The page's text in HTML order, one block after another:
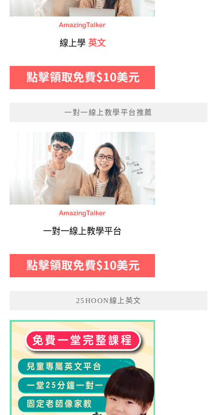
線上學 英文
一對一線上教學平台推薦
一對一線上教學平台
25HOON線上英文